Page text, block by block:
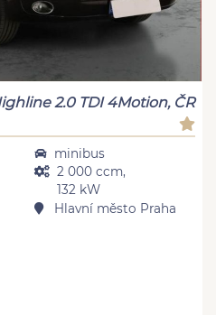
2.0 TDI 4Motion, ČR
minibus
2 000 ccm,
132 kW
Hlavní město Praha